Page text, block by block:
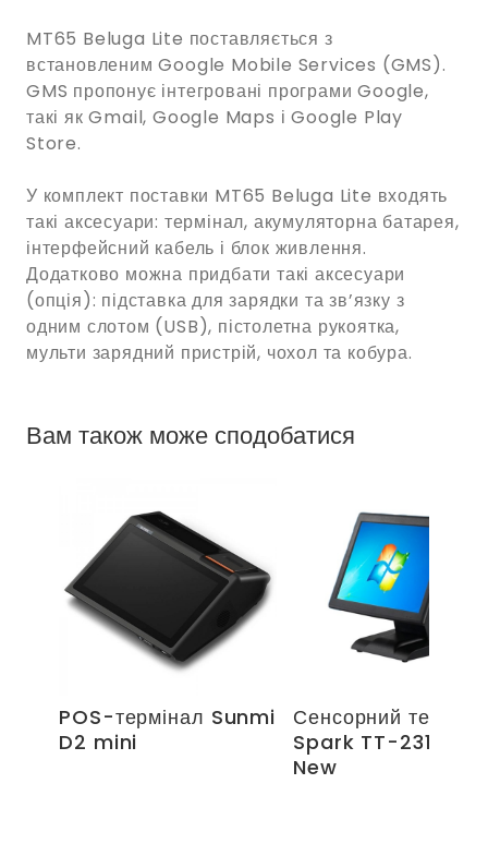
MT65 Beluga Lite поставляється з
встановленим Google Mobile Services (GMS).
GMS пропонує інтегровані програми Google,
такі як Gmail, Google Maps і Google Play
Store.
У комплект поставки MT65 Beluga Lite входять
такі аксесуари: термінал, акумуляторна батарея,
інтерфейсний кабель і блок живлення.
Додатково можна придбати такі аксесуари
(опція): підставка для зарядки та зв’язку з
одним слотом (USB), пістолетна рукоятка,
мульти зарядний пристрій, чохол та кобура.
Вам також може сподобатися
POS-термінал Sunmi
D2 mini
Сенсорний
Spark TT-2315.Q1
New